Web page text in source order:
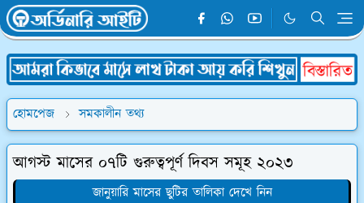
হোমপেজ সমকালীন তথ্য
আগস্ট মাসের ০৭টি গুরুত্বপূর্ণ দিবস সমূহ ২০২৩
জানুয়ারি মাসের ছুটির তালিকা দেখে নিন